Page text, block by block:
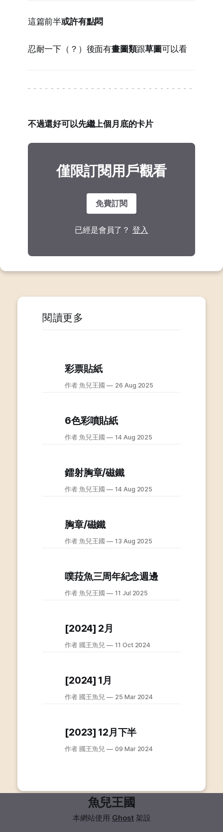
這篇前半或許有點悶
忍耐一下（？）後面有畫圖類跟草圖可以看
不過還好可以先繼上個月底的卡片
僅限訂閱用戶觀看
免費訂閱
已經是會員了？ 登入
閱讀更多
彩票貼紙
作者 魚兒王國 26 Aug 2025
6色彩噴貼紙
作者 魚兒王國 14 Aug 2025
鐳射胸章/磁鐵
作者 魚兒王國 14 Aug 2025
胸章/磁鐵
作者 魚兒王國 13 Aug 2025
噗菈魚三周年紀念週邊
作者 魚兒王國 11 Jul 2025
[2024] 2月
作者 國王魚兒 11 Oct 2024
[2024] 1月
作者 國王魚兒 25 Mar 2024
[2023] 12月下半
作者 國王魚兒 09 Mar 2024
魚兒王國
本網站使用 Ghost架設